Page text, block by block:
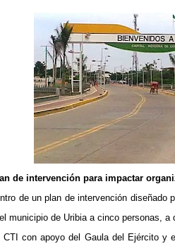
de intervención para impactar
de un plan de intervención
municipio de Uribia a cinco personas,
CTI con apoyo del Gaula del Ejército